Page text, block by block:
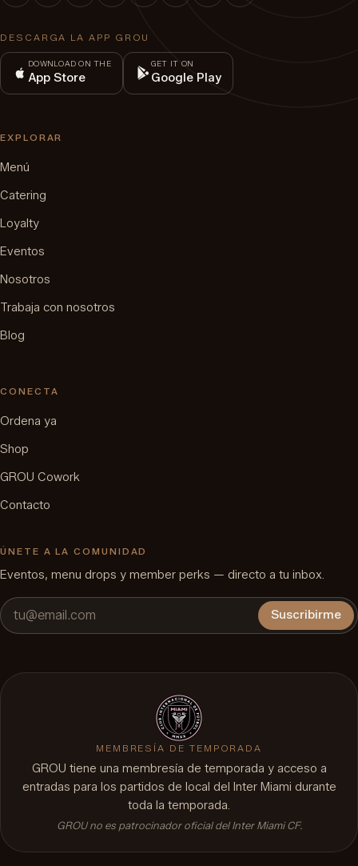
DESCARGA LA APP GROU
DOWNLOAD ON THE
App Store
GET IT ON
Google Play
EXPLORAR
Menú
Catering
Loyalty
Eventos
Nosotros
Trabaja con nosotros
Blog
CONECTA
Ordena ya
Shop
GROU Cowork
Contacto
ÚNETE A LA COMUNIDAD
Eventos, menu drops y member perks — directo a tu inbox.
Suscribirme
MEMBRESÍA DE TEMPORADA
GROU tiene una membresía de temporada y acceso a
entradas para los partidos de local del Inter Miami durante
toda la temporada.
GROU no es patrocinador oficial del Inter Miami CF.